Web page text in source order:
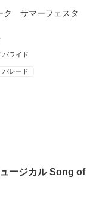
ク サマーフェスタ
バライド
パレード
ージカル Song of